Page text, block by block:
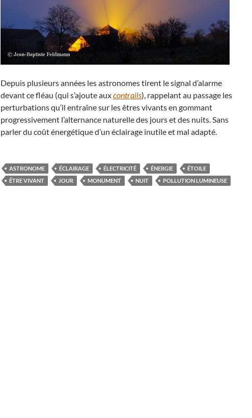
Depuis plusieurs années les astronomes tirent le signal d’alarme
devant ce fléau (qui s’ajoute auxcontrails), rappelant au passage les
perturbations qu’il entraîne sur les êtres vivants en gommant
progressivement l’alternance naturelle des jours et des nuits. Sans
parler du coût énergétique d’un éclairage inutile et mal adapté.
ASTRONOME ÉCLAIRAGE ÉLECTRICITÉ ÉNERGIE
ÉTOILE
ÊTRE VIVANT
JOUR MONUMENT NUIT POLLUTION LUMINEUSE